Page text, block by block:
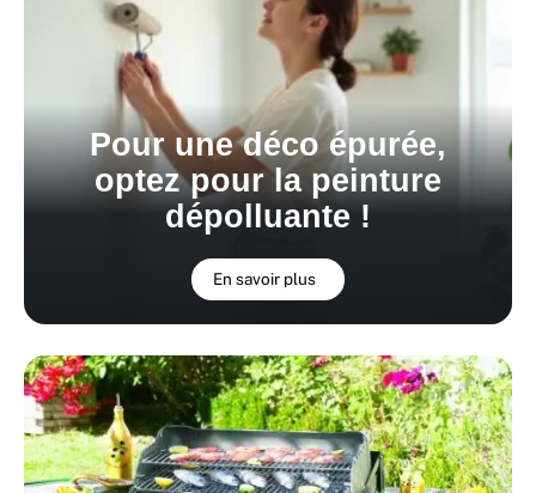
Pour une déco épurée,
optez pour la peinture
dépolluante !
En savoir plus